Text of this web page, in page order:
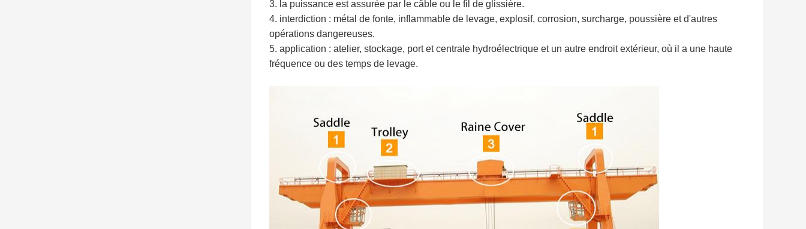
3. la puissance est assurée par le câble ou le fil de glissière.
4. interdiction : métal de fonte, inflammable de levage, explosif, corrosion, surcharge, poussière et d'autres
opérations dangereuses.
5. application : atelier, stockage, port et centrale hydroélectrique et un autre endroit extérieur, où il a une haute
fréquence ou des temps de levage.